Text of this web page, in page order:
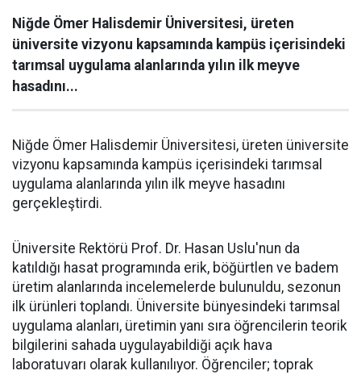
Niğde Ömer Halisdemir Üniversitesi, üreten
üniversite vizyonu kapsamında kampüs içerisindeki
tarımsal uygulama alanlarında yılın ilk meyve
hasadını...
Niğde Ömer Halisdemir Üniversitesi, üreten üniversite
vizyonu kapsamında kampüs içerisindeki tarımsal
uygulama alanlarında yılın ilk meyve hasadını
gerçekleştirdi.
Üniversite Rektörü Prof. Dr. Hasan Uslu'nun da
katıldığı hasat programında erik, böğürtlen ve badem
üretim alanlarında incelemelerde bulunuldu, sezonun
ilk ürünleri toplandı. Üniversite bünyesindeki tarımsal
uygulama alanları, üretimin yanı sıra öğrencilerin teorik
bilgilerini sahada uygulayabildiği açık hava
laboratuvarı olarak kullanılıyor. Öğrenciler; toprak